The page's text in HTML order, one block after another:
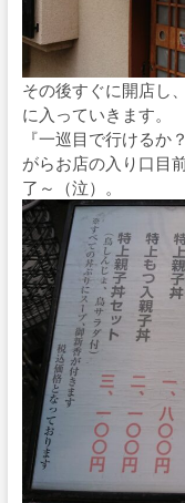
その後すぐに開店し
に入っていきます。
『一巡目で行けるか
がらお店の入り口目
了～（泣）。